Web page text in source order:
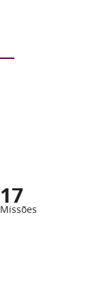
17
Missões